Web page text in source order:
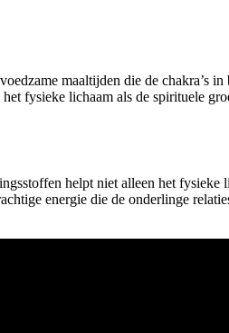
maaltijden die de chakra’s in
fysieke lichaam als de spirituele
helpt niet alleen het fysieke
energie die de onderlinge